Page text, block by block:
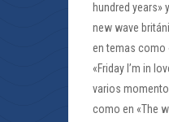
hundred years»
new wave
en temas como
«Friday I’m in
varios
como en «The